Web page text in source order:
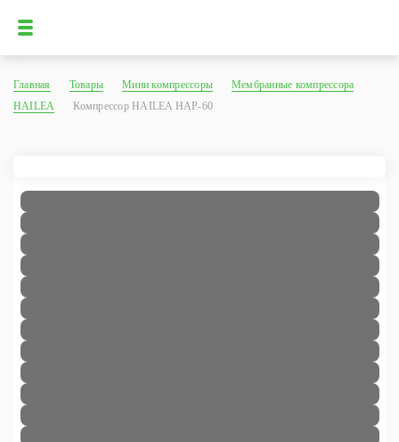
Главная Товары Мини компрессоры
Мембранные компрессора
HAILEA
Компрессор HAILEA HAP-60